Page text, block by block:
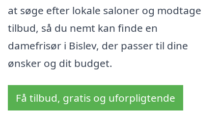
at søge efter lokale saloner og modtage
tilbud, så du nemt kan finde en
damefrisør i Bislev, der passer til dine
ønsker og dit budget.
Få tilbud, gratis og uforpligtende